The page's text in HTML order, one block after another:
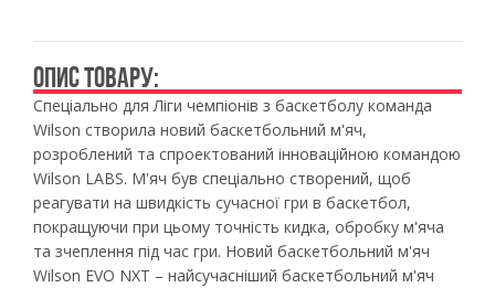
ОПИС ТОВАРУ:
Спеціально для Ліги чемпіонів з баскетболу команда
Wilson створила новий баскетбольний м'яч,
розроблений та спроектований інноваційною командою
Wilson LABS. М'яч був спеціально створений, щоб
реагувати на швидкість сучасної гри в баскетбол,
покращуючи при цьому точність кидка, обробку м'яча
та зчеплення під час гри. Новий баскетбольний м'яч
Wilson EVO NXT – найсучасніший баскетбольний м'яч